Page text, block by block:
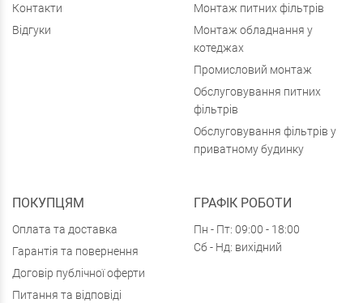
Контакти
Відгуки
Монтаж питних фільтрів
Монтаж обладнання у
котеджах
Промисловий монтаж
Обслуговування питних
фільтрів
Обслуговування фільтрів у
приватному будинку
ПОКУПЦЯМ
Оплата та доставка
Гарантія та повернення
Договір публічної оферти
Питання та відповіді
ГРАФІК РОБОТИ
Пн - Пт: 09:00 - 18:00
Сб - Нд: вихідний